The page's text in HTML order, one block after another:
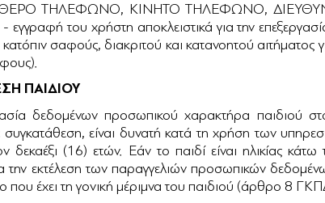
ΤΗΛΕΦΩΝΟ, ΚΙΝΗΤΟ ΤΗΛΕΦΩΝΟ, ΔΙΕΥΘΥΝΣΗ
- εγγραφή του χρήστη αποκλειστικά για την
κατόπιν σαφούς, διακριτού και κατανοητού
ΠΑΙΔΙΟΥ
δεδομένων προσωπικού χαρακτήρα παιδιού
συγκατάθεση, είναι δυνατή κατά τη χρήση των
δεκαέξι (16) ετών. Εάν το παιδί είναι ηλικίας
την εκτέλεση των παραγγελιών προσωπικών
που έχει τη γονική μέριμνα του παιδιού